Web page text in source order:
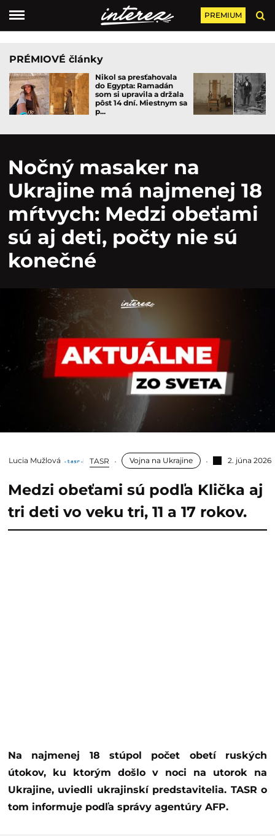
PREMIUM
PRÉMIOVÉ články
Nikol sa presťahovala
do Egypta: Ramadán
som si upravila a držala
pôst 14 dní. Miestnym sa
p...
Nočný masaker na
Ukrajine má najmenej 18
mŕtvych: Medzi obeťami
sú aj deti, počty nie sú
konečné
Lucia Mužlová TASR Vojna na Ukrajine 2. júna 2026
Medzi obeťami sú podľa Klička aj
tri deti vo veku tri, 11 a 17 rokov.
Na najmenej 18 stúpol počet obetí ruských
útokov, ku ktorým došlo v noci na utorok na
Ukrajine, uviedli ukrajinskí predstavitelia. TASR o
tom informuje podľa správy agentúry AFP.